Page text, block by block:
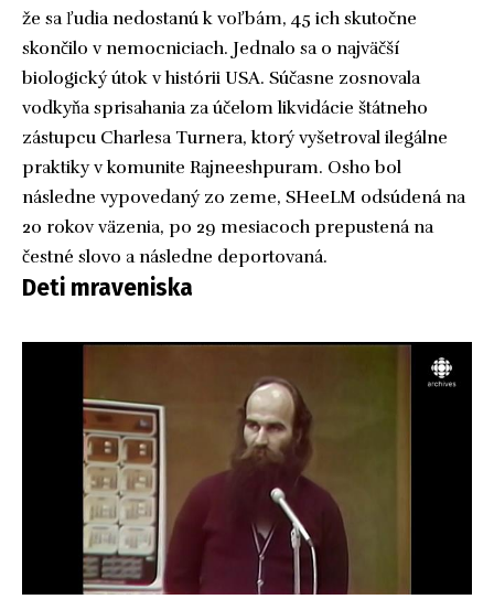
že sa ľudia nedostanú k voľbám, 45 ich skutočne
skončilo v nemocniciach. Jednalo sa o najväčší
biologický útok v histórii USA. Súčasne zosnovala
vodkyňa sprisahania za účelom likvidácie štátneho
zástupcu Charlesa Turnera, ktorý vyšetroval ilegálne
praktiky v komunite Rajneeshpuram. Osho bol
následne vypovedaný zo zeme, SHeeLM odsúdená na
20 rokov väzenia, po 29 mesiacoch prepustená na
čestné slovo a následne deportovaná.
Deti mraveniska